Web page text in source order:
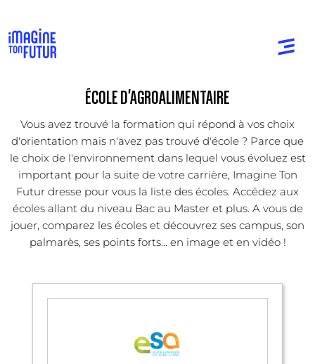
ÉCOLE D'AGROALIMENTAIRE
Vous avez trouvé la formation qui répond à vos choix
d'orientation mais n'avez pas trouvé d'école ? Parce que
le choix de l'environnement dans lequel vous évoluez est
important pour la suite de votre carrière, Imagine Ton
Futur dresse pour vous la liste des écoles. Accédez aux
écoles allant du niveau Bac au Master et plus. A vous de
jouer, comparez les écoles et découvrez ses campus, son
palmarès, ses points forts... en image et en vidéo !